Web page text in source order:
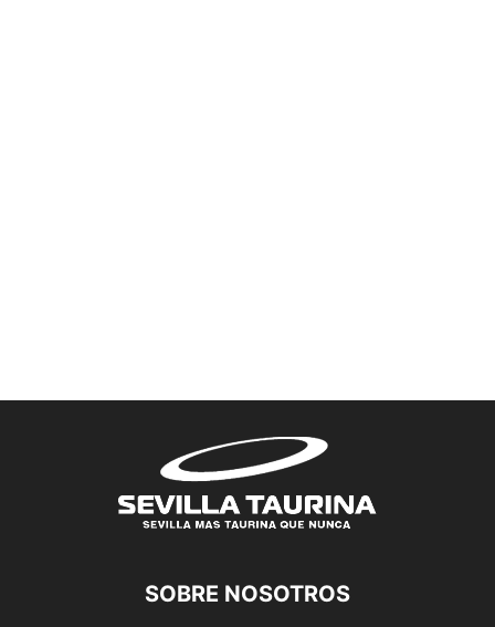
SOBRE NOSOTROS